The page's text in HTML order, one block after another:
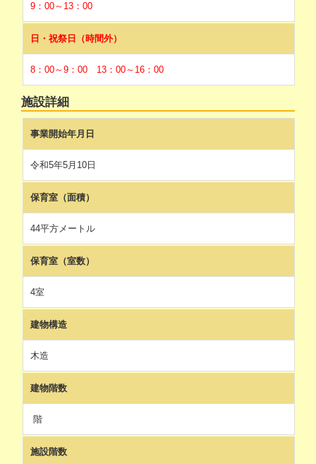
9：00～13：00
日・祝祭日（時間外）
8：00～9：00 13：00～16：00
施設詳細
事業開始年月日
令和5年5月10日
保育室（面積）
44平方メートル
保育室（室数）
4室
建物構造
木造
建物階数
階
施設階数